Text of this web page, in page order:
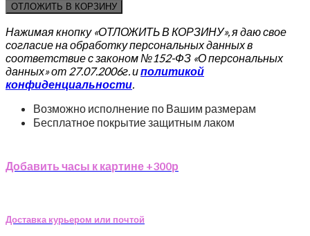
ОТЛОЖИТЬ В КОРЗИНУ
Нажимая кнопку «ОТЛОЖИТЬ В КОРЗИНУ», я даю свое
согласие на обработку персональных данных в
соответствие с законом №152-ФЗ «О персональных
данных» от 27.07.2006г. иполитикой
конфиденциальности.
Возможно исполнение по Вашим размерам
Бесплатное покрытие защитным лаком
Добавить часы к картине +300р
Доставка курьером или почтой